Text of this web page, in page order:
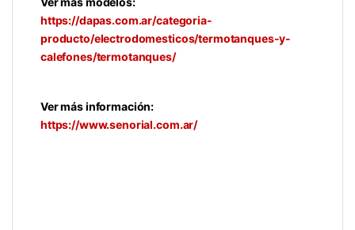
https://dapas.com.ar/categoria-
producto/electrodomesticos/termotanques-y-
calefones/termotanques/
Ver más información:
https://www.senorial.com.ar/